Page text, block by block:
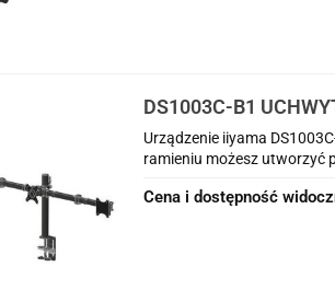
DS1003C-B1
Urządzenie iiyama
ramieniu możesz utworzyć
Cena i dostępność